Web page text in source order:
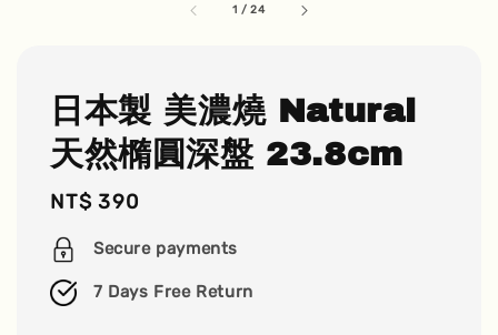
1 /24
日本製 美濃燒 Natural
天然橢圓深盤 23.8cm
Regular
price
NT$ 390
Secure payments
7 Days Free Return